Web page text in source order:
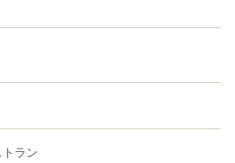
ラン